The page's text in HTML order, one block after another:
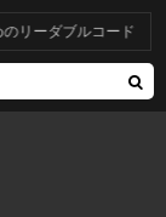
コード